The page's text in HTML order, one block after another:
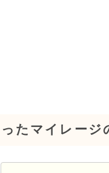
たマイレージ